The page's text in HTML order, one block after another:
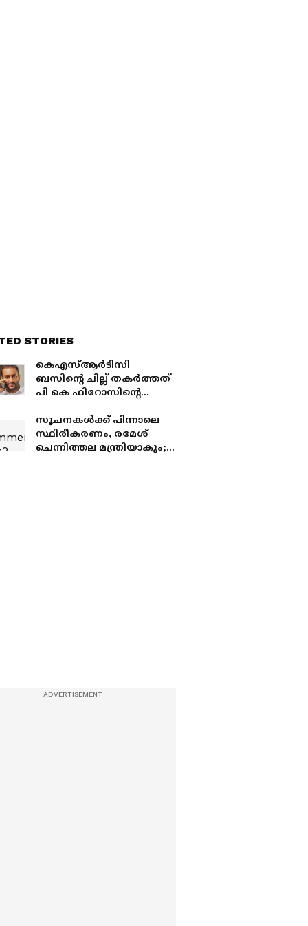
STORIES
കെഎസ്ആർടിസി
ബസിന്‍റെ ചില്ല് തകർത്തത്
പി കെ ഫിറോസിന്‍റെ
കടുത്ത വിമർശനവുമായി
നിയുക്ത എംഎൽഎ
സൂചനകൾക്ക് പിന്നാലെ
സ്ഥിരീകരണം, രമേശ്
ചെന്നിത്തല മന്ത്രിയാകും;